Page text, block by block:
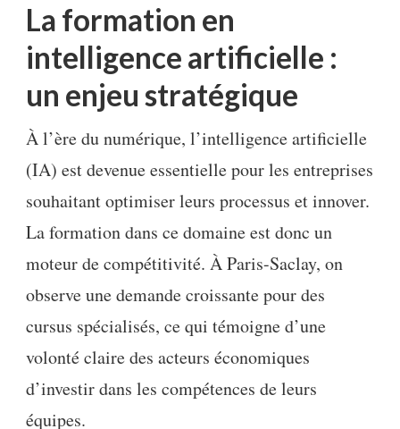
La formation en
intelligence artificielle :
un enjeu stratégique
À l’ère du numérique, l’intelligence artificielle
(IA) est devenue essentielle pour les entreprises
souhaitant optimiser leurs processus et innover.
La formation dans ce domaine est donc un
moteur de compétitivité. À Paris-Saclay, on
observe une demande croissante pour des
cursus spécialisés, ce qui témoigne d’une
volonté claire des acteurs économiques
d’investir dans les compétences de leurs
équipes.